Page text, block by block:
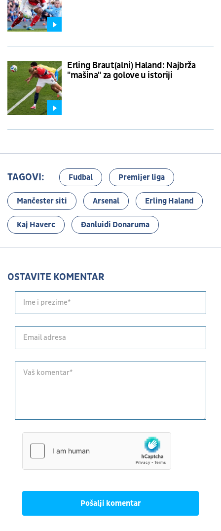
Erling Braut(alni) Haland: Najbrža
"mašina" za golove u istoriji
TAGOVI: Fudbal Premijer liga
Mančester siti Arsenal Erling Haland
Kaj Haverc Đanluiđi Donaruma
OSTAVITE KOMENTAR
Pošalji komentar